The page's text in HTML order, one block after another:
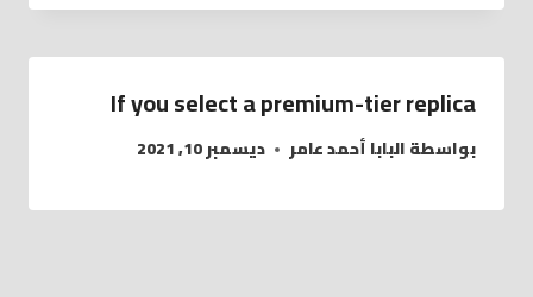
If you select a premium-tier replica
بواسطةالبابا أحمد عامر ديسمبر 10, 2021